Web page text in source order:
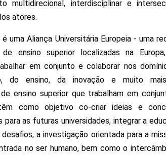
multidirecional, interdisciplinar e
atores.
é uma Aliança Universitária Europeia - uma
ensino superior localizadas na
em conjunto e colaborar nos
do ensino, da inovação e muito
ensino superior que trabalham em
têm como objetivo co-criar ideias e
para as futuras universidades, integrar a
a investigação orientada para a
no ser humano, bem como o